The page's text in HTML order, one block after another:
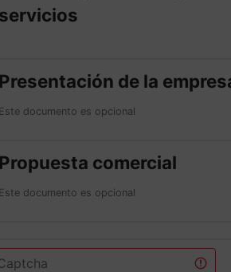
servicios
Presentación de la
Este documento es opcional
Propuesta comercial
Este documento es opcional